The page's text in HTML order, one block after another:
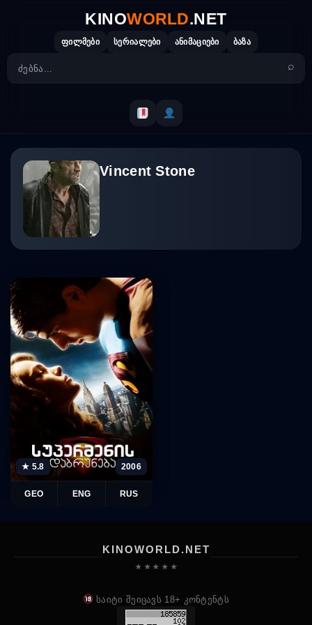
KINOWORLD.NET
ფილმები სერიალები ანიმაციები ბაზა
Vincent Stone
★ 5.8 2006
GEO ENG RUS
KINOWORLD.NET
★ ★ ★ ★ ★
საიტი შეიცავს 18+ კონტენტს